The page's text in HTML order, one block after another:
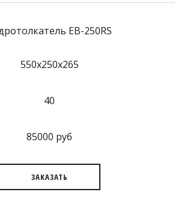
EB-250RS
550x250x265
40
85000 руб
ЗАКАЗАТЬ